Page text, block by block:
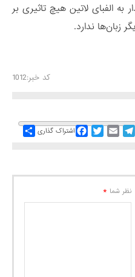
به الفبای لاتین هیچ تاثیری بر
زبان‌ها ندارد.
کد خبر:1012
Share اشتراک گذاری
FacebookTwitterEmail
Telegram
نظر شما *